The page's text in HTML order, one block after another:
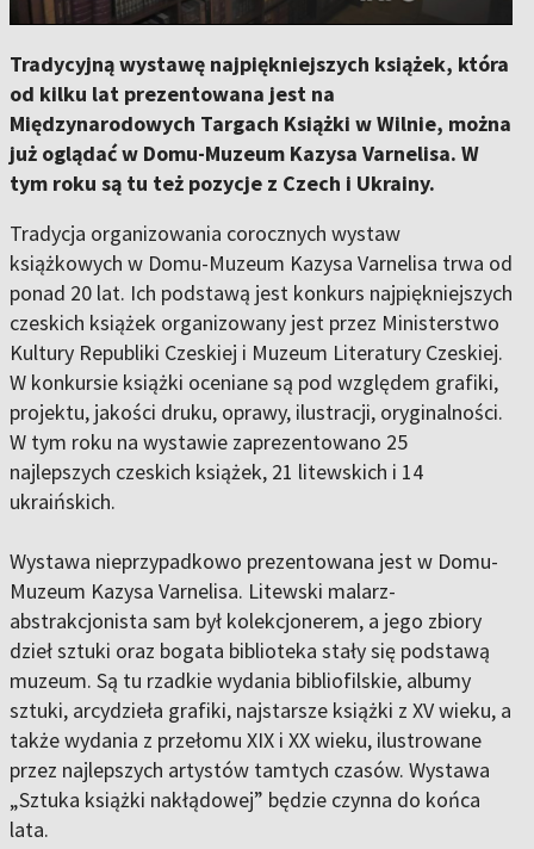
Tradycyjną wystawę najpiękniejszych książek, która
od kilku lat prezentowana jest na
Międzynarodowych Targach Książki w Wilnie, można
już oglądać w Domu-Muzeum Kazysa Varnelisa. W
tym roku są tu też pozycje z Czech i Ukrainy.
Tradycja organizowania corocznych wystaw
książkowych w Domu-Muzeum Kazysa Varnelisa trwa od
ponad 20 lat. Ich podstawą jest konkurs najpiękniejszych
czeskich książek organizowany jest przez Ministerstwo
Kultury Republiki Czeskiej i Muzeum Literatury Czeskiej.
W konkursie książki oceniane są pod względem grafiki,
projektu, jakości druku, oprawy, ilustracji, oryginalności.
W tym roku na wystawie zaprezentowano 25
najlepszych czeskich książek, 21 litewskich i 14
ukraińskich.
Wystawa nieprzypadkowo prezentowana jest w Domu-
Muzeum Kazysa Varnelisa. Litewski malarz-
abstrakcjonista sam był kolekcjonerem, a jego zbiory
dzieł sztuki oraz bogata biblioteka stały się podstawą
muzeum. Są tu rzadkie wydania bibliofilskie, albumy
sztuki, arcydzieła grafiki, najstarsze książki z XV wieku, a
także wydania z przełomu XIX i XX wieku, ilustrowane
przez najlepszych artystów tamtych czasów. Wystawa
„Sztuka książki nakłądowej” będzie czynna do końca
lata.